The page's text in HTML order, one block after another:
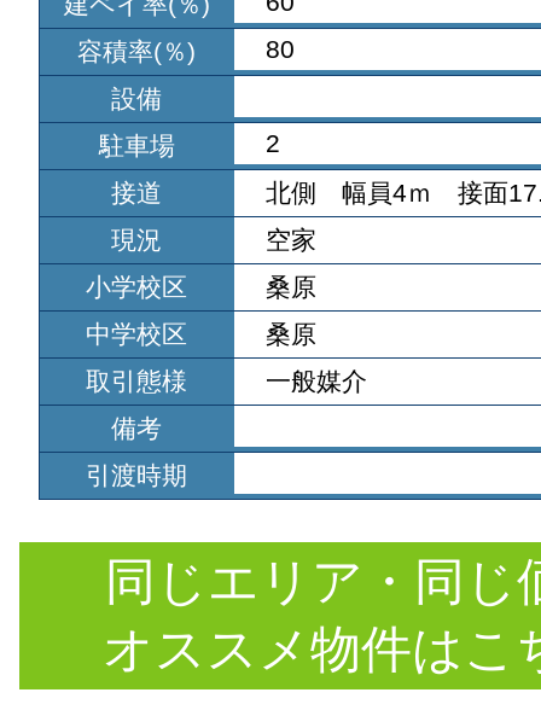
容積率(％)
80
設備
駐車場
2
接道
北側 幅員4ｍ 接面
現況
空家
小学校区
桑原
中学校区
桑原
取引態様
一般媒介
備考
引渡時期
同じエリア・同じ
オススメ物件はこ